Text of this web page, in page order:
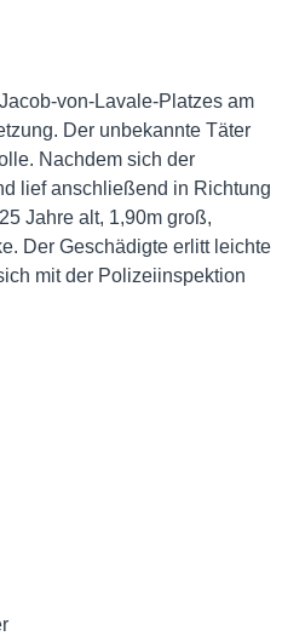
von-Lavale-Platzes am
Der unbekannte Täter
Nachdem sich der
lief anschließend in Richtung
Jahre alt, 1,90m groß,
Der Geschädigte erlitt leichte
mit der Polizeiinspektion